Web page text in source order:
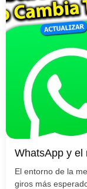
WhatsApp y el
El entorno de la
giros más